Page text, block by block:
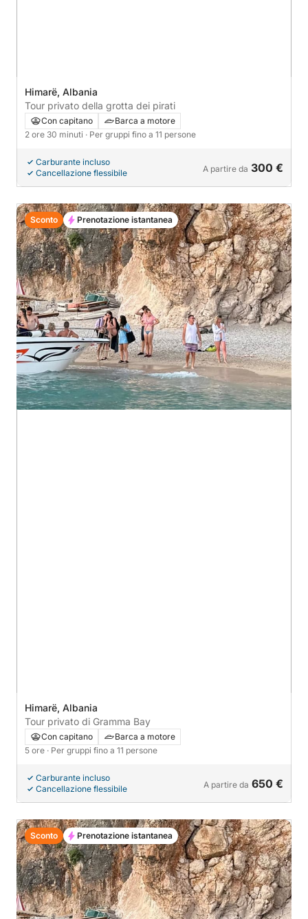
Himarë, Albania
Tour privato della grotta dei pirati
Con capitano
Barca a motore
2 ore 30 minuti · Per gruppi fino a 11 persone
Carburante incluso
Cancellazione flessibile
A partire da 300 €
Himarë, Albania
Tour privato di Gramma Bay
Con capitano
Barca a motore
5 ore · Per gruppi fino a 11 persone
Carburante incluso
Cancellazione flessibile
A partire da 650 €
Sconto Prenotazione istantanea
Sconto Prenotazione istantanea